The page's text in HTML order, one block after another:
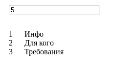
1
Инфо
2
Для кого
3
Требования